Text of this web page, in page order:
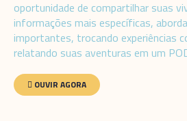
oportunidade de compartilhar suas
informações mais específicas,
importantes, trocando experiências
relatando suas aventuras em um
OUVIR AGORA